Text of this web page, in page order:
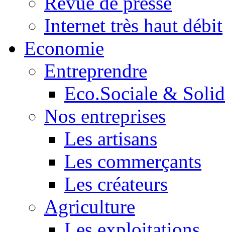
Internet très haut débit
Economie
Entreprendre
Eco.Sociale &
Nos entreprises
Les artisans
Les commerçants
Les créateurs
Agriculture